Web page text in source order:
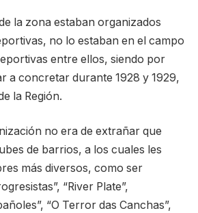
la zona estaban organizados
no lo estaban en el campo
entre ellos, siendo por
a concretar durante 1928 y 1929,
la Región.
no era de extrañar que
de barrios, a los cuales les
más diversos, como ser
“River Plate”,
“O Terror das Canchas”,